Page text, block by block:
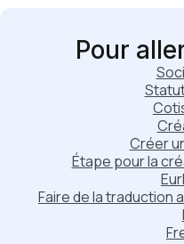
Pour
Créer
Étape pour la
Faire de la traduction